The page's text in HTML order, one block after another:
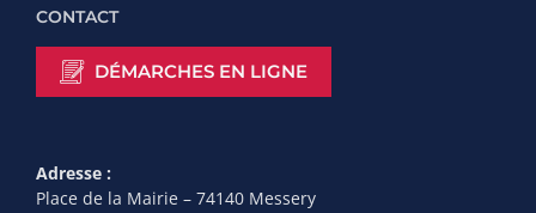
CONTACT
DÉMARCHES EN LIGNE
Adresse :
Place de la Mairie – 74140 Messery